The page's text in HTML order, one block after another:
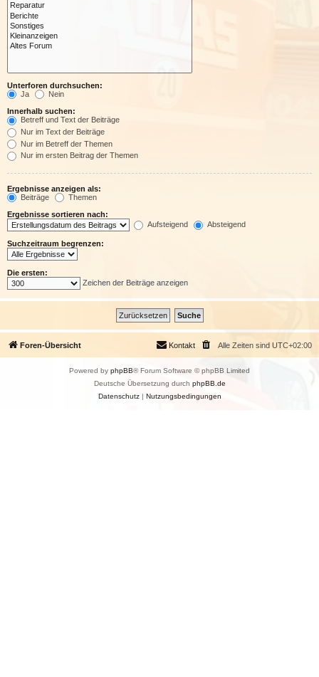
Unterforen durchsuchen:
Ja
Nein
Innerhalb suchen:
Betreff und Text der Beiträge
Nur im Text der Beiträge
Nur im Betreff der Themen
Nur im ersten Beitrag der Themen
Ergebnisse anzeigen als:
Beiträge
Themen
Ergebnisse sortieren nach:
Aufsteigend
Absteigend
Suchzeitraum begrenzen:
Die ersten:
Zeichen der Beiträge anzeigen
Foren-Übersicht Alle Zeiten sind UTC+02:00
Kontakt
Powered by phpBB® Forum Software © phpBB Limited
Deutsche Übersetzung durch phpBB.de
Datenschutz| Nutzungsbedingungen